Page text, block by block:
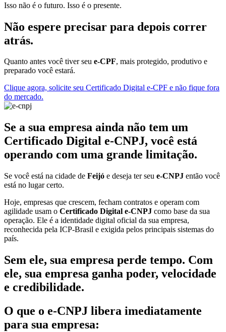
Isso não é o futuro. Isso é o presente.
Não espere precisar para depois correr
atrás.
Quanto antes você tiver seu e-CPF, mais protegido, produtivo e
preparado você estará.
Clique agora, solicite seu Certificado Digital e-CPF e não fique fora
do mercado.
Se a sua empresa ainda não tem um
Certificado Digital e-CNPJ, você está
operando com uma grande limitação.
Se você está na cidade de Feijó e deseja ter seu e-CNPJ então você
está no lugar certo.
Hoje, empresas que crescem, fecham contratos e operam com
agilidade usam o Certificado Digital e-CNPJ como base da sua
operação. Ele é a identidade digital oficial da sua empresa,
reconhecida pela ICP-Brasil e exigida pelos principais sistemas do
país.
Sem ele, sua empresa perde tempo. Com
ele, sua empresa ganha poder, velocidade
e credibilidade.
O que o e-CNPJ libera imediatamente
para sua empresa: